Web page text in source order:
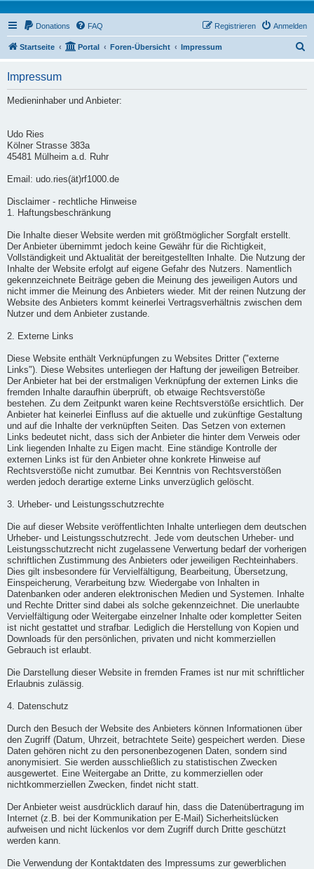
Donations FAQ Anmelden
Registrieren
Startseite Portal Foren-Übersicht Impressum
Impressum
Medieninhaber und Anbieter:
Udo Ries
Kölner Strasse 383a
45481 Mülheim a.d. Ruhr
Email: udo.ries(ät)rf1000.de
Disclaimer - rechtliche Hinweise
1. Haftungsbeschränkung
Die Inhalte dieser Website werden mit größtmöglicher Sorgfalt erstellt.
Der Anbieter übernimmt jedoch keine Gewähr für die Richtigkeit,
Vollständigkeit und Aktualität der bereitgestellten Inhalte. Die Nutzung der
Inhalte der Website erfolgt auf eigene Gefahr des Nutzers. Namentlich
gekennzeichnete Beiträge geben die Meinung des jeweiligen Autors und
nicht immer die Meinung des Anbieters wieder. Mit der reinen Nutzung der
Website des Anbieters kommt keinerlei Vertragsverhältnis zwischen dem
Nutzer und dem Anbieter zustande.
2. Externe Links
Diese Website enthält Verknüpfungen zu Websites Dritter ("externe
Links"). Diese Websites unterliegen der Haftung der jeweiligen Betreiber.
Der Anbieter hat bei der erstmaligen Verknüpfung der externen Links die
fremden Inhalte daraufhin überprüft, ob etwaige Rechtsverstöße
bestehen. Zu dem Zeitpunkt waren keine Rechtsverstöße ersichtlich. Der
Anbieter hat keinerlei Einfluss auf die aktuelle und zukünftige Gestaltung
und auf die Inhalte der verknüpften Seiten. Das Setzen von externen
Links bedeutet nicht, dass sich der Anbieter die hinter dem Verweis oder
Link liegenden Inhalte zu Eigen macht. Eine ständige Kontrolle der
externen Links ist für den Anbieter ohne konkrete Hinweise auf
Rechtsverstöße nicht zumutbar. Bei Kenntnis von Rechtsverstößen
werden jedoch derartige externe Links unverzüglich gelöscht.
3. Urheber- und Leistungsschutzrechte
Die auf dieser Website veröffentlichten Inhalte unterliegen dem deutschen
Urheber- und Leistungsschutzrecht. Jede vom deutschen Urheber- und
Leistungsschutzrecht nicht zugelassene Verwertung bedarf der vorherigen
schriftlichen Zustimmung des Anbieters oder jeweiligen Rechteinhabers.
Dies gilt insbesondere für Vervielfältigung, Bearbeitung, Übersetzung,
Einspeicherung, Verarbeitung bzw. Wiedergabe von Inhalten in
Datenbanken oder anderen elektronischen Medien und Systemen. Inhalte
und Rechte Dritter sind dabei als solche gekennzeichnet. Die unerlaubte
Vervielfältigung oder Weitergabe einzelner Inhalte oder kompletter Seiten
ist nicht gestattet und strafbar. Lediglich die Herstellung von Kopien und
Downloads für den persönlichen, privaten und nicht kommerziellen
Gebrauch ist erlaubt.
Die Darstellung dieser Website in fremden Frames ist nur mit schriftlicher
Erlaubnis zulässig.
4. Datenschutz
Durch den Besuch der Website des Anbieters können Informationen über
den Zugriff (Datum, Uhrzeit, betrachtete Seite) gespeichert werden. Diese
Daten gehören nicht zu den personenbezogenen Daten, sondern sind
anonymisiert. Sie werden ausschließlich zu statistischen Zwecken
ausgewertet. Eine Weitergabe an Dritte, zu kommerziellen oder
nichtkommerziellen Zwecken, findet nicht statt.
Der Anbieter weist ausdrücklich darauf hin, dass die Datenübertragung im
Internet (z.B. bei der Kommunikation per E-Mail) Sicherheitslücken
aufweisen und nicht lückenlos vor dem Zugriff durch Dritte geschützt
werden kann.
Die Verwendung der Kontaktdaten des Impressums zur gewerblichen